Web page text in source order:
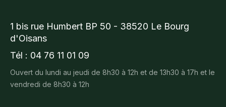
1 bis rue Humbert BP 50 - 38520 Le Bourg
d'Oisans
Tél : 04 76 11 01 09
Ouvert du lundi au jeudi de 8h30 à 12h et de 13h30 à 17h et le
vendredi de 8h30 à 12h